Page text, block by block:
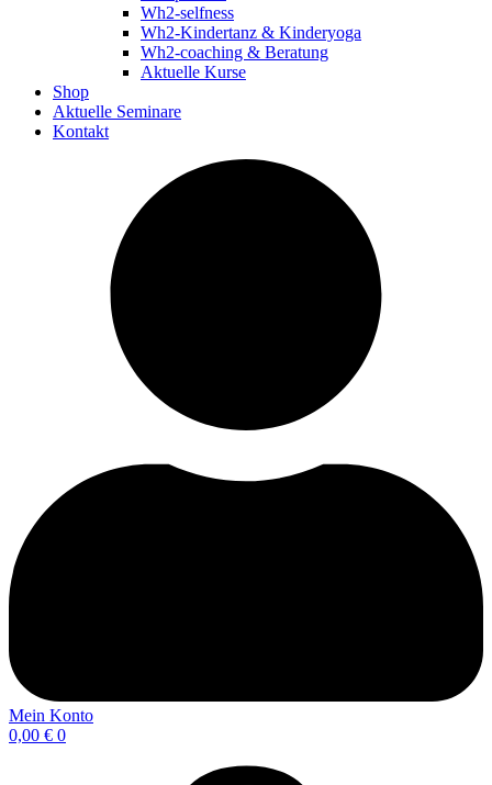
Wh2-selfness
Wh2-Kindertanz & Kinderyoga
Wh2-coaching & Beratung
Aktuelle Kurse
Shop
Aktuelle Seminare
Kontakt
Mein Konto
0,00 € 0